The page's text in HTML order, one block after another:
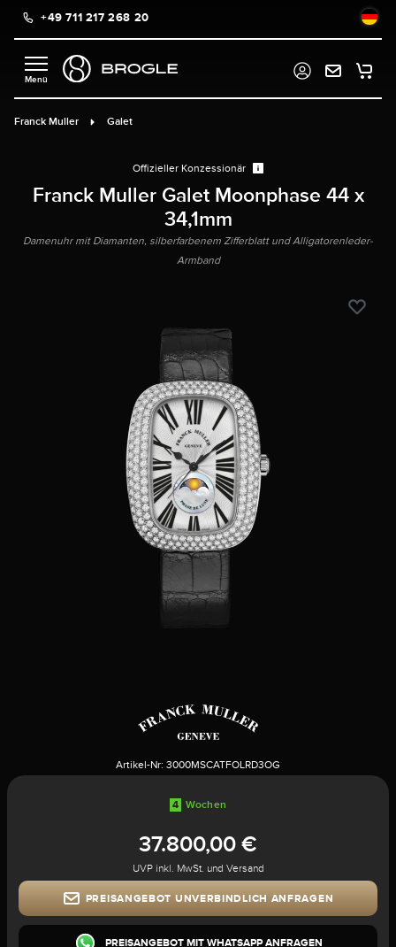
springen
+49 711 217 268 20
Franck Muller Galet
Offizieller Konzessionär
Franck Muller Galet Moonphase 44 x
34,1mm
Damenuhr mit Diamanten, silberfarbenem Zifferblatt und Alligatorenleder-
Armband
Artikel-Nr: 3000MSCATFOLRD3OG
4 Wochen
37.800,00 €
UVP inkl. MwSt. und Versand
PREISANGEBOT UNVERBINDLICH ANFRAGEN
PREISANGEBOT MIT WHATSAPP ANFRAGEN